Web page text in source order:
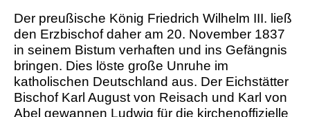
Der preußische König Friedrich Wilhelm III. ließ
den Erzbischof daher am 20. November 1837
in seinem Bistum verhaften und ins Gefängnis
bringen. Dies löste große Unruhe im
katholischen Deutschland aus. Der Eichstätter
Bischof Karl August von Reisach und Karl von
Abel gewannen Ludwig für die kirchenoffizielle